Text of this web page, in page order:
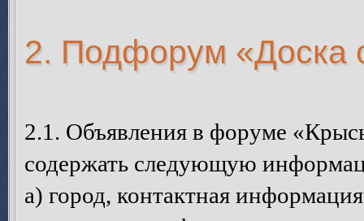
2. Подфорум «Доска
2.1. Объявления в форуме
содержать следующую
а) город, контактная